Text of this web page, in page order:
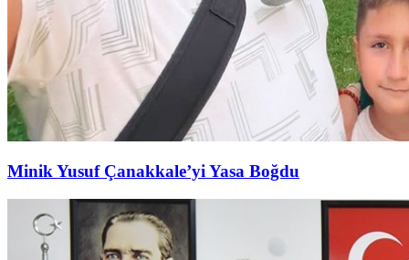
Minik Yusuf Çanakkale’yi Yasa Boğdu